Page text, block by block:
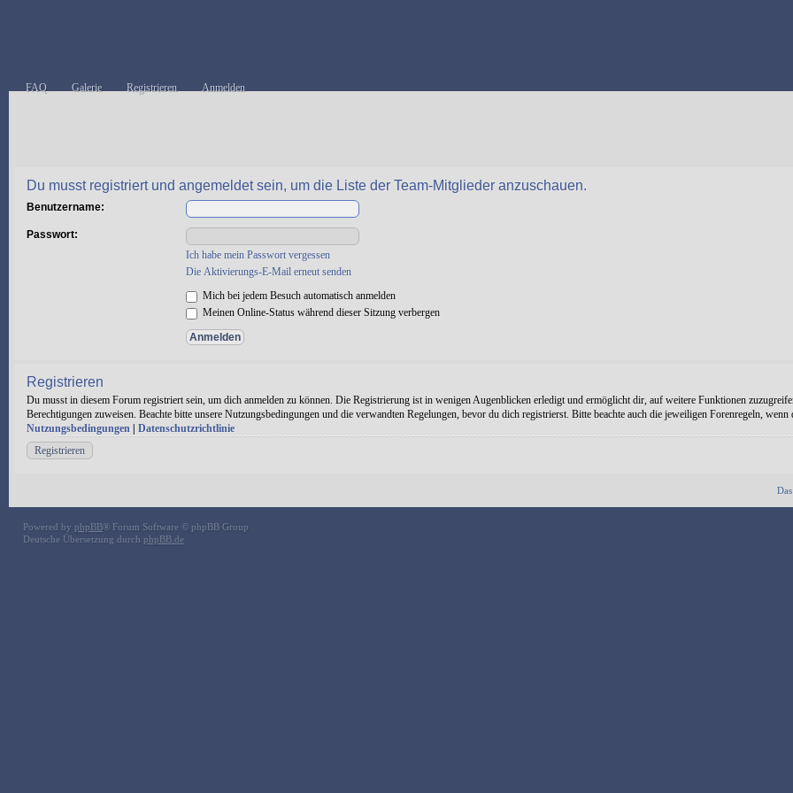
FAQ Galerie Registrieren Anmelden
Du musst registriert und angemeldet sein, um die Liste der Team-Mitglieder anzuschauen.
Benutzername:
Passwort:
Ich habe mein Passwort vergessen
Die Aktivierungs-E-Mail erneut senden
Mich bei jedem Besuch automatisch anmelden
Meinen Online-Status während dieser Sitzung verbergen
Registrieren
Du musst in diesem Forum registriert sein, um dich anmelden zu können. Die Registrierung ist in wenigen Augenblicken erledigt und ermöglicht dir, auf weitere Funktionen
Berechtigungen zuweisen. Beachte bitte unsere Nutzungsbedingungen und die verwandten Regelungen, bevor du dich registrierst. Bitte beachte auch die jeweiligen Forenregeln,
Nutzungsbedingungen
Datenschutzrichtlinie
Registrieren
Powered by phpBB® Forum Software © phpBB Group
Deutsche Übersetzung durch phpBB.de